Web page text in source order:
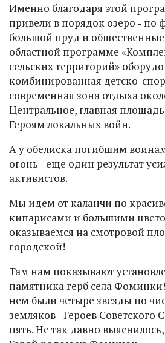
Именно благодаря этой
привели в порядок озеро ‑ по
большой пруд и
областной программе
сельских территорий»
комбинированная детско-
современная зона отдыха
Центральное, главная площадь
Героям локальных войн.
А у обелиска погибшим
огонь - еще один результат
активистов.
Мы идем от каланчи по
кипарисами и большими
оказываемся на смотровой
городской!
Там нам показывают
памятника герб села
нем были четыре звезды по
земляков - Героев Советского
пять. Не так давно